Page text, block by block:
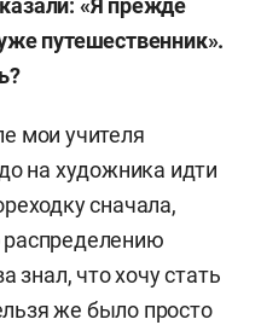
«Я прежде
путешественник».
мои учителя
на художника идти
сначала,
распределению
знал, что хочу стать
же было просто